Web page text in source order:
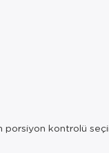
porsiyon kontrolü